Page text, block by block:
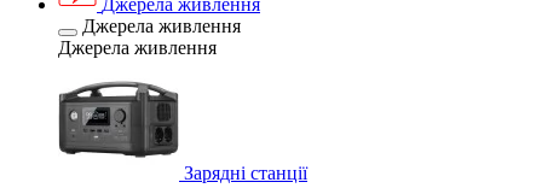
Джерела живлення
Джерела живлення
Джерела живлення
Зарядні станції